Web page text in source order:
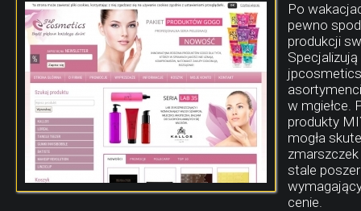
Po
pewno
produkcji
w mgiełce.
produkty
mogła
stale
cenie.